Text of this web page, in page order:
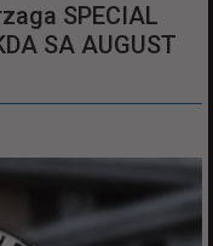
SPECIAL
SA AUGUST